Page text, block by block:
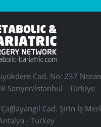
Cad. No: 237
Sarıyer/İstanbul - Türkiye
Cad. Şirin İş
- Turkey